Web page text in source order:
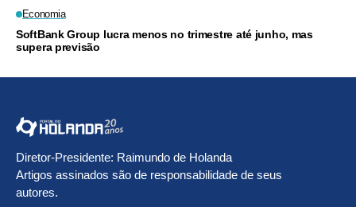
Economia
SoftBank Group lucra menos no trimestre até junho, mas
supera previsão
Diretor-Presidente: Raimundo de Holanda
Artigos assinados são de responsabilidade de seus
autores.